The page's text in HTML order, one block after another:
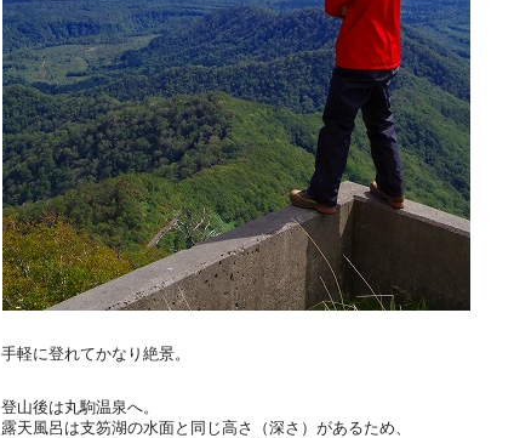
手軽に登れてかなり絶景。
登山後は丸駒温泉へ。
露天風呂は支笏湖の水面と同じ高さ（深さ）があるため、